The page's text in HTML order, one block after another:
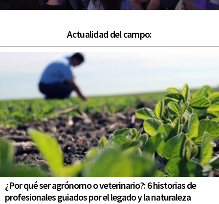
Actualidad del campo:
¿Por qué ser agrónomo o veterinario?: 6 historias de
profesionales guiados por el legado y la naturaleza